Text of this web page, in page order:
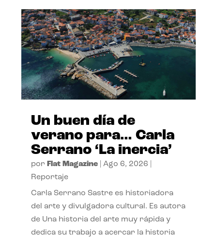
Un buen día de
verano para… Carla
Serrano ‘La inercia’
por Flat Magazine| Ago 6, 2026
Reportaje
Carla Serrano Sastre es historiadora
del arte y divulgadora cultural. Es autora
de Una historia del arte muy rápida y
dedica su trabajo a acercar la historia